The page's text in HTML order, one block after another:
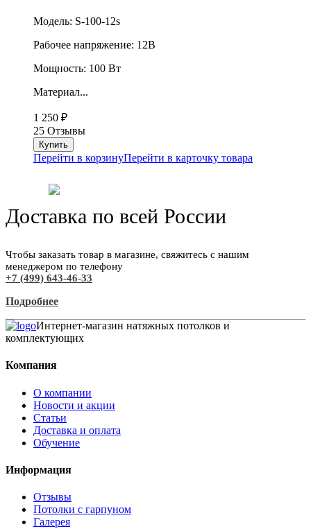
Модель: S-100-12s
Рабочее напряжение: 12В
Мощность: 100 Вт
Материал...
1 250 ₽
25 Отзывы
Перейти в корзинуПерейти в карточку товара
Доставка по всей России
Чтобы заказать товар в магазине, свяжитесь с нашим
менеджером по телефону
+7 (499) 643-46-33
Подробнее
Интернет-магазин натяжных потолков и
комплектующих
Компания
О компании
Новости и акции
Статьи
Доставка и оплата
Обучение
Информация
Отзывы
Потолки с гарпуном
Галерея